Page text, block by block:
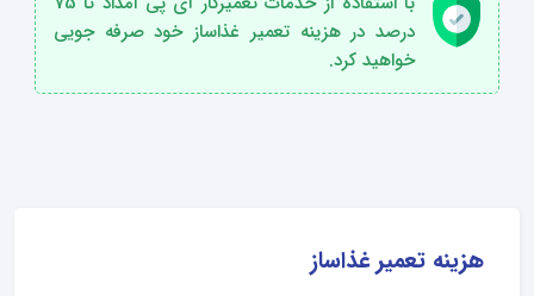
درصد در هزینه تعمیر غذاساز خود صرفه جویی
خواهید کرد.
هزینه تعمیر غذاساز